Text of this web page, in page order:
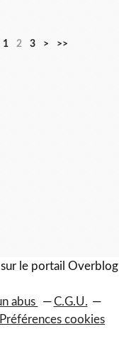
1 2 3 > >>
sur le portail Overblog
abus
C.G.U.
Préférences cookies